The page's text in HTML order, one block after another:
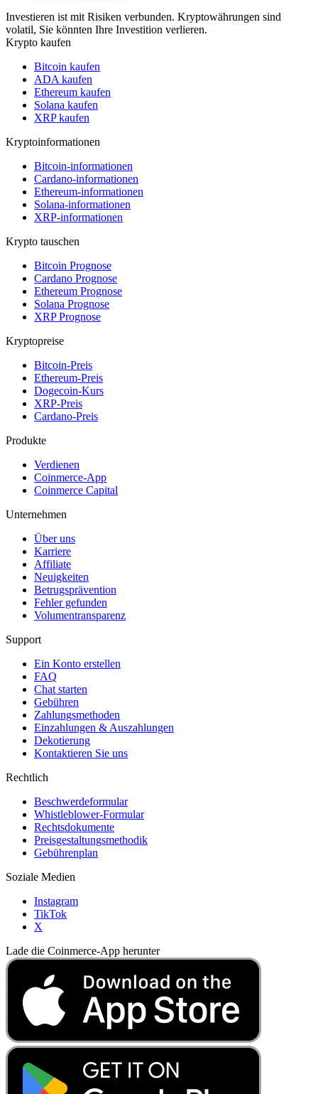
Investieren ist mit Risiken verbunden. Kryptowährungen sind
volatil, Sie könnten Ihre Investition verlieren.
Krypto kaufen
Bitcoin kaufen
ADA kaufen
Ethereum kaufen
Solana kaufen
XRP kaufen
Kryptoinformationen
Bitcoin-informationen
Cardano-informationen
Ethereum-informationen
Solana-informationen
XRP-informationen
Krypto tauschen
Bitcoin Prognose
Cardano Prognose
Ethereum Prognose
Solana Prognose
XRP Prognose
Kryptopreise
Bitcoin-Preis
Ethereum-Preis
Dogecoin-Kurs
XRP-Preis
Cardano-Preis
Produkte
Verdienen
Coinmerce-App
Coinmerce Capital
Unternehmen
Über uns
Karriere
Affiliate
Neuigkeiten
Betrugsprävention
Fehler gefunden
Volumentransparenz
Support
Ein Konto erstellen
FAQ
Chat starten
Gebühren
Zahlungsmethoden
Einzahlungen & Auszahlungen
Dekotierung
Kontaktieren Sie uns
Rechtlich
Beschwerdeformular
Whistleblower-Formular
Rechtsdokumente
Preisgestaltungsmethodik
Gebührenplan
Soziale Medien
Instagram
TikTok
X
Lade die Coinmerce-App herunter